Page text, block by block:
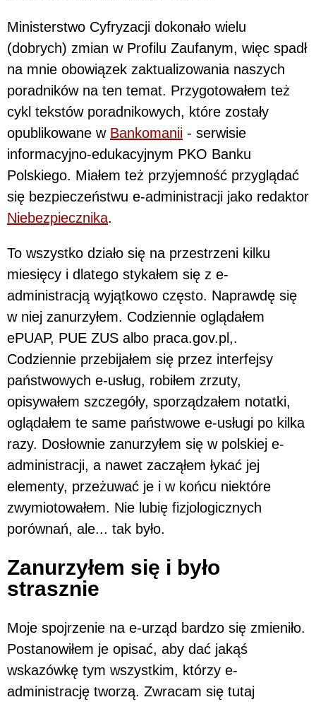
Ministerstwo Cyfryzacji dokonało wielu
(dobrych) zmian w Profilu Zaufanym, więc spadł
na mnie obowiązek zaktualizowania naszych
poradników na ten temat. Przygotowałem też
cykl tekstów poradnikowych, które zostały
opublikowane w Bankomanii - serwisie
informacyjno-edukacyjnym PKO Banku
Polskiego. Miałem też przyjemność przyglądać
się bezpieczeństwu e-administracji jako redaktor
Niebezpiecznika.
To wszystko działo się na przestrzeni kilku
miesięcy i dlatego stykałem się z e-
administracją wyjątkowo często. Naprawdę się
w niej zanurzyłem. Codziennie oglądałem
ePUAP, PUE ZUS albo praca.gov.pl,.
Codziennie przebijałem się przez interfejsy
państwowych e-usług, robiłem zrzuty,
opisywałem szczegóły, sporządzałem notatki,
oglądałem te same państwowe e-usługi po kilka
razy. Dosłownie zanurzyłem się w polskiej e-
administracji, a nawet zacząłem łykać jej
elementy, przeżuwać je i w końcu niektóre
zwymiotowałem. Nie lubię fizjologicznych
porównań, ale... tak było.
Zanurzyłem się i było
strasznie
Moje spojrzenie na e-urząd bardzo się zmieniło.
Postanowiłem je opisać, aby dać jakąś
wskazówkę tym wszystkim, którzy e-
administrację tworzą. Zwracam się tutaj